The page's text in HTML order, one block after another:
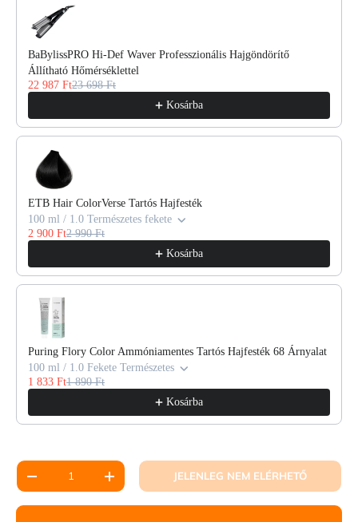
BaBylissPRO Hi-Def Waver Professzionális Hajgöndörítő
Állítható Hőmérséklettel
22 987 Ft23 698 Ft
Kosárba
ETB Hair ColorVerse Tartós Hajfesték
100 ml / 1.0 Természetes fekete
2 900 Ft2 990 Ft
Kosárba
Puring Flory Color Ammóniamentes Tartós Hajfesték 68 Árnyalat
100 ml / 1.0 Fekete Természetes
1 833 Ft1 890 Ft
Kosárba
Mennyiség
JELENLEG NEM ELÉRHETŐ